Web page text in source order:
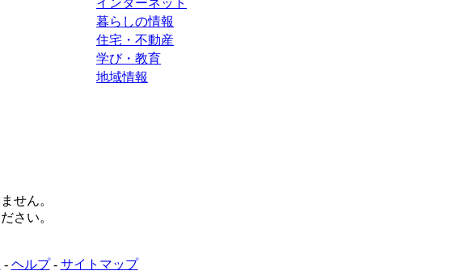
インターネット
暮らしの情報
住宅・不動産
学び・教育
地域情報
せん。
さい。
- ヘルプ- サイトマップ